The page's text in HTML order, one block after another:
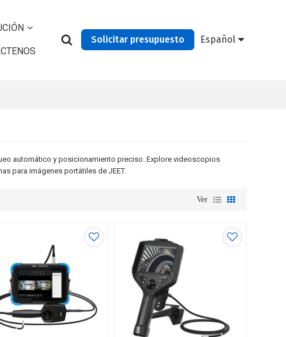
Solicitar presupuesto Español
automático y posicionamiento preciso. Explore videoscopios
para imágenes portátiles de JEET.
Ver